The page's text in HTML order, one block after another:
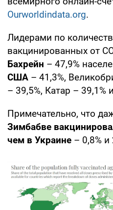
Ourworldindata.org.
Лидерами по
вакцинированных от
Бахрейн – 47,9%
США – 41,3%,
– 39,5%, Катар – 39,1%
Примечательно, что
Зимбабве
чем в Украине – 0,8% и